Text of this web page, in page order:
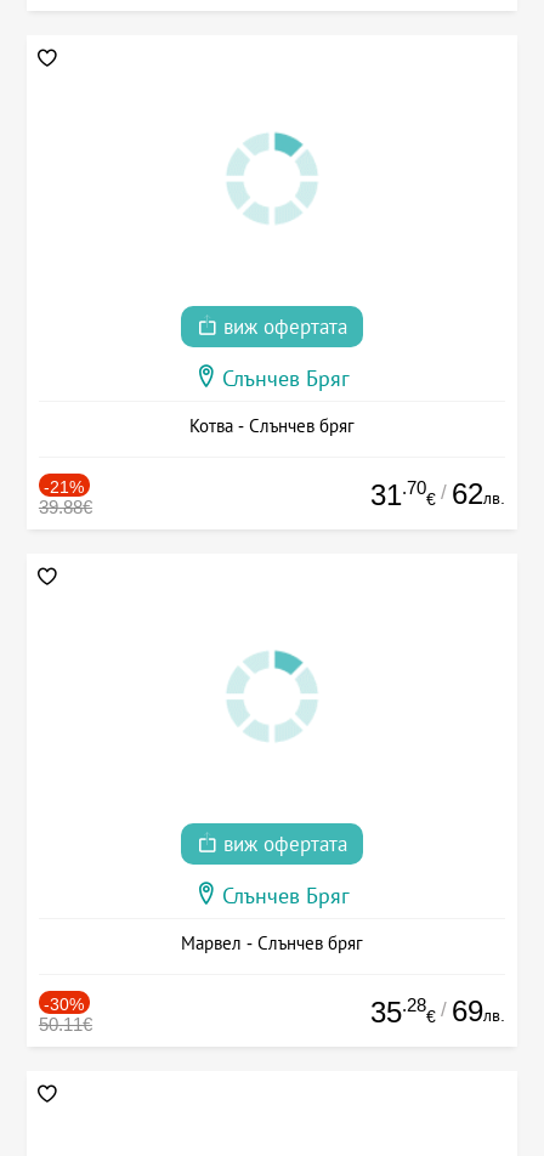
виж офертата
Слънчев Бряг
Котва - Слънчев бряг
-21%
39.88€ 31.70
€ / 62лв.
виж офертата
Слънчев Бряг
Марвел - Слънчев бряг
-30%
50.11€ 35.28
€ / 69лв.